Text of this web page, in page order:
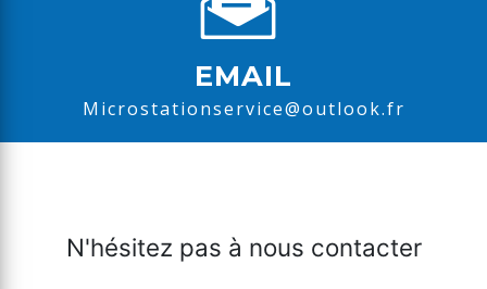
EMAIL
microstationservice@outlook.fr
N'hésitez pas à nous contacter